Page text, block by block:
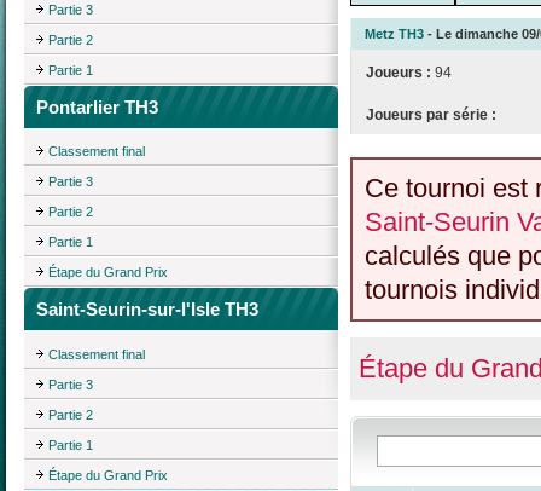
Partie 3
Partie 2
Partie 1
Pontarlier TH3
Classement final
Partie 3
Partie 2
Partie 1
Étape du Grand Prix
Saint-Seurin-sur-l'Isle TH3
Classement final
Partie 3
Partie 2
Partie 1
Étape du Grand Prix
Metz TH3 - Le dimanche
Joueurs : 94
Joueurs par série :
Ce tournoi est
Saint-Seurin
calculés que
tournois
Étape du